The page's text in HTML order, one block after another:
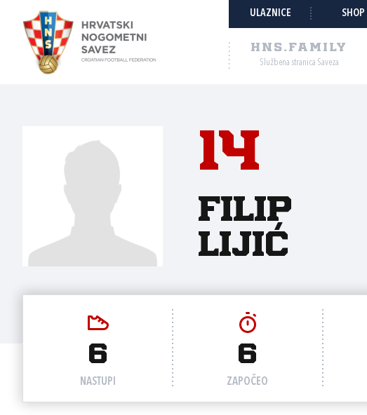
ULAZNICE SHOP
HNS.FAMILY
Službena stranica Saveza
14
Filip
Lijić
6
NASTUPI
6
ZAPOČEO